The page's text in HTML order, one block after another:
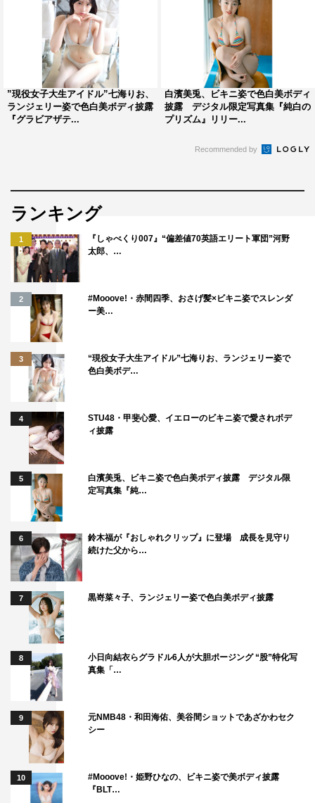
”現役女子大生アイドル”七海りお、
ランジェリー姿で色白美ボディ披露
『グラビアザテ...
白濱美兎、ビキニ姿で色白美ボディ
披露 デジタル限定写真集『純白の
プリズム』リリー...
Recommended by
ランキング
1
『しゃべくり007』“偏差値70英語エリート軍団”河野
太郎、…
2
#Mooove!・赤間四季、おさげ髪×ビキニ姿でスレンダ
ー美…
3
“現役女子大生アイドル”七海りお、ランジェリー姿で
色白美ボデ…
4
STU48・甲斐心愛、イエローのビキニ姿で愛されボデ
ィ披露
5
白濱美兎、ビキニ姿で色白美ボディ披露 デジタル限
定写真集『純…
6
鈴木福が『おしゃれクリップ』に登場 成長を見守り
続けた父から…
7 黒嵜菜々子、ランジェリー姿で色白美ボディ披露
8
小日向結衣らグラドル6人が大胆ポージング “股”特化写
真集「…
9
元NMB48・和田海佑、美谷間ショットであざかわセク
シー
10
#Mooove!・姫野ひなの、ビキニ姿で美ボディ披露
『BLT…